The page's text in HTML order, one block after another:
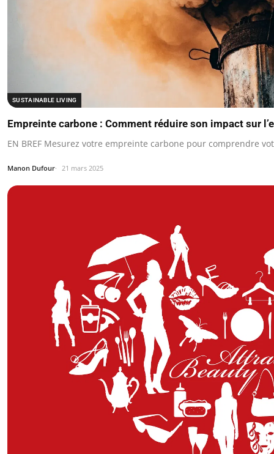
SUSTAINABLE LIVING
Empreinte carbone : Comment réduire son impact sur
EN BREF Mesurez votre empreinte carbone pour comprendre
Manon Dufour 21 mars 2025